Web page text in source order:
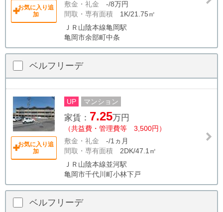
お気に入り追
加
敷金・礼金 -/8万円
間取・専有面積 1K/21.75㎡
ＪＲ山陰本線亀岡駅
亀岡市余部町中条
ベルフリーデ
お気に入り追
加
UP マンション
家賃： 7.25万円
（共益費・管理費等 3,500円）
敷金・礼金 -/1ヵ月
間取・専有面積 2DK/47.1㎡
ＪＲ山陰本線並河駅
亀岡市千代川町小林下戸
ベルフリーデ